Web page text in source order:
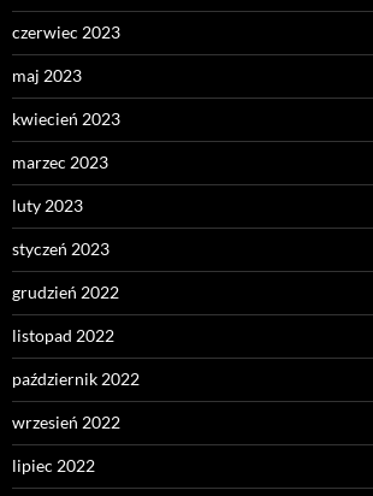
czerwiec 2023
maj 2023
kwiecień 2023
marzec 2023
luty 2023
styczeń 2023
grudzień 2022
listopad 2022
październik 2022
wrzesień 2022
lipiec 2022